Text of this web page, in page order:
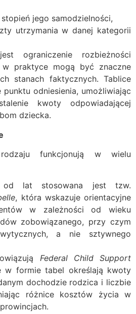
jego samodzielności,
utrzymania w danej kategorii
ograniczenie rozbieżności
praktyce mogą być znaczne
stanach faktycznych. Tablice
punktu odniesienia, umożliwiając
kwoty odpowiadającej
dziecka.
funkcjonują w wielu
od lat stosowana jest tzw.
, która wskazuje orientacyjne
w zależności od wieku
zobowiązanego, przy czym
a nie sztywnego
Federal Child Support
w formie tabel określają kwoty
dochodzie rodzica i liczbie
różnice kosztów życia w